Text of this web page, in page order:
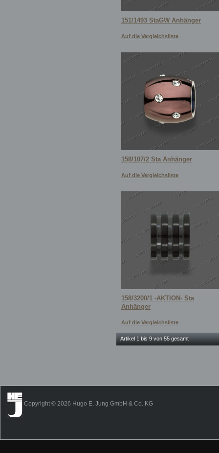
151/1493 StaGW Anhänger
Auf die Vergleichsliste
158/107/2 Sta Anhänger
Auf die Vergleichsliste
158/3200/1 -AKTION- Sta
Anhänger
Auf die Vergleichsliste
Artikel 1 bis 9 von 55 gesamt
Copyright © 2026 Hugo E. Jung GmbH & Co. KG